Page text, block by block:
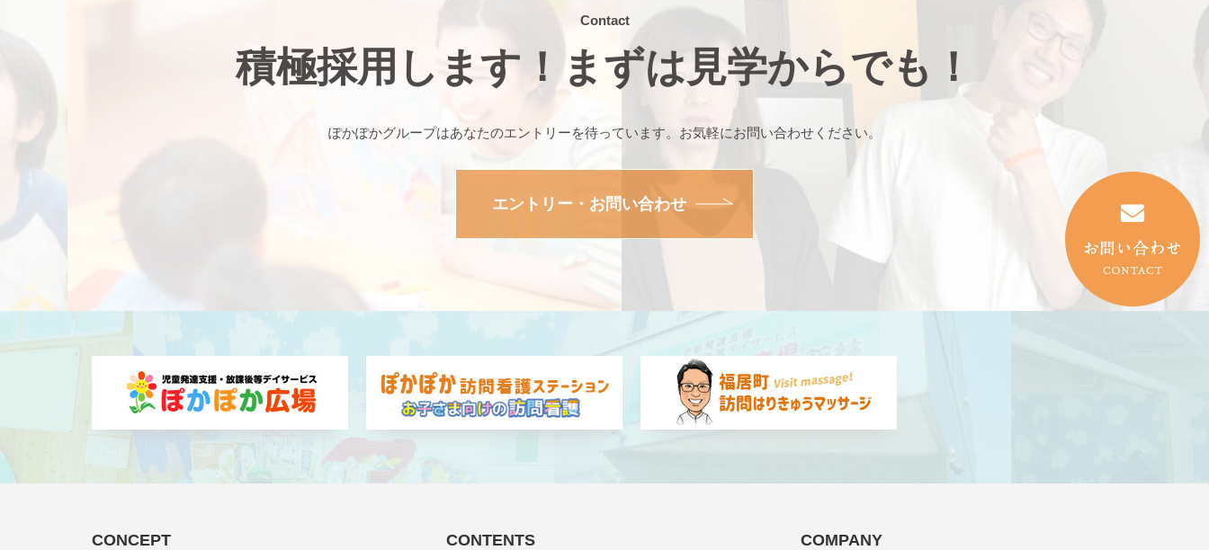
Contact
積極採用します！まずは見学からでも！
ぽかぽかグループはあなたのエントリーを待っています。お気軽にお問い合わせください。
エントリー・お問い合わせ
CONCEPT CONTENTS COMPANY